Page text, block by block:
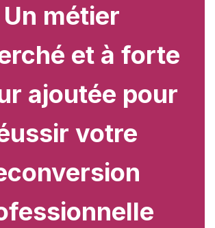
Un métier
et à forte
ajoutée pour
votre